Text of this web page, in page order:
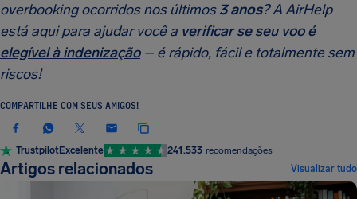
overbooking ocorridos nos últimos3 anos? A AirHelp
está aqui para ajudar você a verificar se seu voo é
elegível à indenização– é rápido, fácil e totalmente sem
riscos!
COMPARTILHE COM SEUS AMIGOS!
TrustpilotExcelente 241.533 recomendações
Artigos relacionados Visualizar tudo